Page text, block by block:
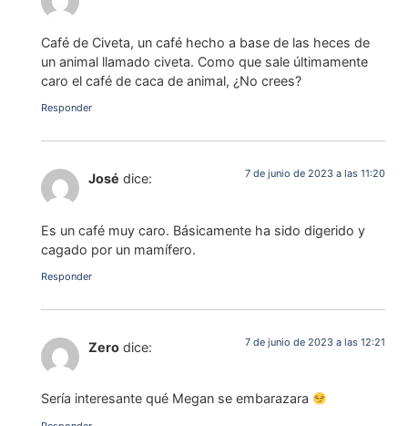
Café de Civeta, un café hecho a base de las heces de
un animal llamado civeta. Como que sale últimamente
caro el café de caca de animal, ¿No crees?
Responder
José dice: 7 de junio de 2023 a las 11:20
Es un café muy caro. Básicamente ha sido digerido y
cagado por un mamífero.
Responder
Zero dice: 7 de junio de 2023 a las 12:21
Sería interesante qué Megan se embarazara